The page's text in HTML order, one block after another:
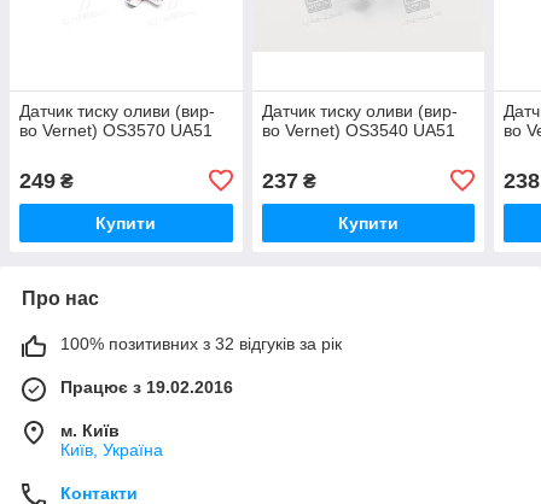
Датчик тиску оливи (вир-
во Vernet) OS3570 UA51
249 ₴
Купити
Датчик тиску оливи (вир-
во Vernet) OS3540 UA51
237₴
Купити
во
238
Про нас
100% позитивних з 32 відгуків за рік
Працює з 19.02.2016
м. Київ
Київ, Україна
Контакти